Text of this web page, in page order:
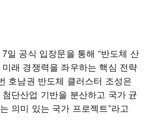
일 공식 입장문을 통해 “반도체 산
래 경쟁력을 좌우하는 핵심 전략
호남권 반도체 클러스터 조성은
단산업 기반을 분산하고 국가 균
의미 있는 국가 프로젝트”라고